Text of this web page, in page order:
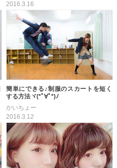
2016.3.16
簡単にできる♪制服のスカートを短く
する方法ヾ(*ﾟ∀ﾟ*)ﾉ
かいちょー
2016.3.12